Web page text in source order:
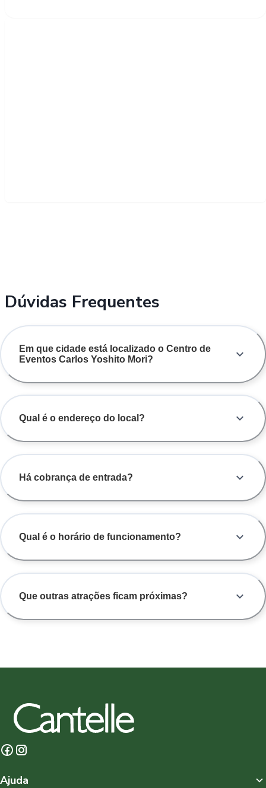
Dúvidas Frequentes
Em que cidade está localizado o Centro de
Eventos Carlos Yoshito Mori?
Qual é o endereço do local?
Há cobrança de entrada?
Qual é o horário de funcionamento?
Que outras atrações ficam próximas?
Ajuda